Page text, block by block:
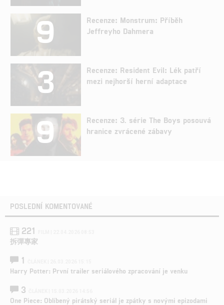
9
Recenze: Monstrum: Příběh
Jeffreyho Dahmera
3
Recenze: Resident Evil: Lék patří
mezi nejhorší herní adaptace
9
Recenze: 3. série The Boys posouvá
hranice zvrácené zábavy
POSLEDNÍ KOMENTOVANÉ
221
拆彈專家
1
Harry Potter: První trailer seriálového zpracování je venku
3
One Piece: Oblíbený pirátský seriál je zpátky s novými epizodami